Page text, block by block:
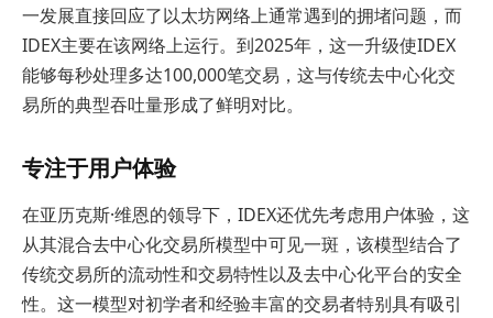
一发展直接回应了以太坊网络上通常遇到的拥堵问题，而
IDEX主要在该网络上运行。到2025年，这一升级使IDEX
能够每秒处理多达100,000笔交易，这与传统去中心化交
易所的典型吞吐量形成了鲜明对比。
专注于用户体验
在亚历克斯·维恩的领导下，IDEX还优先考虑用户体验，这
从其混合去中心化交易所模型中可见一斑，该模型结合了
传统交易所的流动性和交易特性以及去中心化平台的安全
性。这一模型对初学者和经验丰富的交易者特别具有吸引